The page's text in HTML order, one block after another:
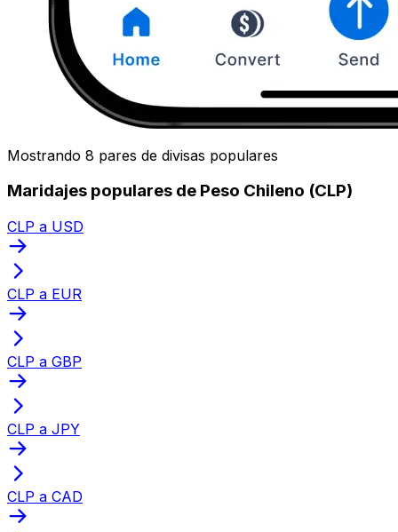
Mostrando 8 pares de divisas populares
Maridajes populares de Peso Chileno (CLP)
CLP a USD
CLP a EUR
CLP a GBP
CLP a JPY
CLP a CAD